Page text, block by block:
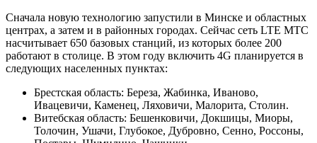
Сначала новую технологию запустили в Минске и областных
центрах, а затем и в районных городах. Сейчас сеть LTE МТС
насчитывает 650 базовых станций, из которых более 200
работают в столице. В этом году включить 4G планируется в
следующих населенных пунктах:
Брестская область: Береза, Жабинка, Иваново,
Ивацевичи, Каменец, Ляховичи, Малорита, Столин.
Витебская область: Бешенковичи, Докшицы, Миоры,
Толочин, Ушачи, Глубокое, Дубровно, Сенно, Россоны,